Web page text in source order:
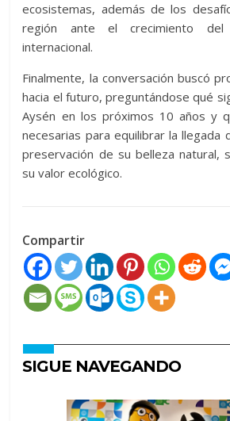
ecosistemas, además de los
región ante el crecimiento del
internacional.
Finalmente, la conversación buscó
hacia el futuro, preguntándose qué
Aysén en los próximos 10 años y
necesarias para equilibrar la llegada
preservación de su belleza natural,
su valor ecológico.
Compartir
SIGUE NAVEGANDO